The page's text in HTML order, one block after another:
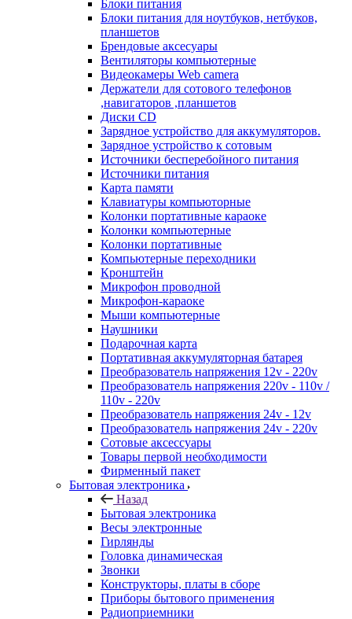
Блоки питания
Блоки питания для ноутбуков, нетбуков,
планшетов
Брендовые аксесуары
Вентиляторы компьютерные
Видеокамеры Web camera
Держатели для сотового телефонов
,навигаторов ,планшетов
Диски CD
Зарядное устройство для аккумуляторов.
Зарядное устройство к сотовым
Источники бесперебойного питания
Источники питания
Карта памяти
Клавиатуры компьюторные
Колонки портативные караоке
Колонки компьютерные
Колонки портативные
Компьютерные переходники
Кронштейн
Микрофон проводной
Микрофон-караоке
Мыши компьютерные
Наушники
Подарочная карта
Портативная аккумуляторная батарея
Преобразователь напряжения 12v - 220v
Преобразователь напряжения 220v - 110v /
110v - 220v
Преобразователь напряжения 24v - 12v
Преобразователь напряжения 24v - 220v
Сотовые аксессуары
Товары первой необходимости
Фирменный пакет
Бытовая электроника
Назад
Бытовая электроника
Весы электронные
Гирлянды
Головка динамическая
Звонки
Конструкторы, платы в сборе
Приборы бытового применения
Радиоприемники